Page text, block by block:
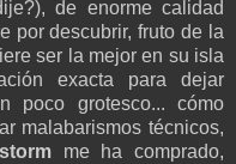
de enorme calidad
por descubrir, fruto de la
ser la mejor en su isla
exacta para dejar
poco grotesco... cómo
malabarismos técnicos,
me ha comprado,